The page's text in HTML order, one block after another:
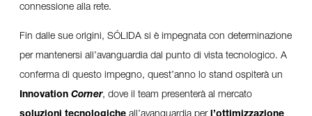
connessione alla rete.
Fin dalle sue origini, SÓLIDA si è impegnata con determinazione
per mantenersi all’avanguardia dal punto di vista tecnologico. A
conferma di questo impegno, quest’anno lo stand ospiterà un
Innovation Corner, dove il team presenterà al mercato